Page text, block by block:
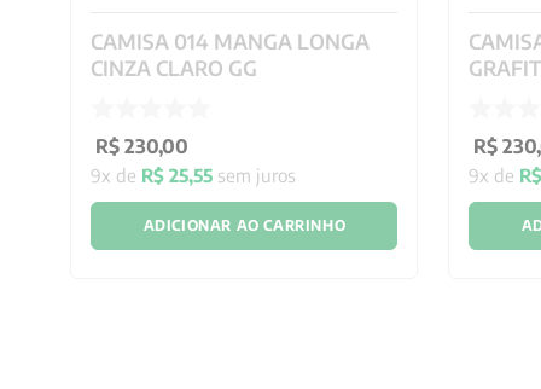
CAMISA 014 MANGA LONGA
CINZA CLARO GG
R$ 230,00
9x de R$ 25,55 sem juros
ADICIONAR AO CARRINHO
R$ 230,
9x de R$